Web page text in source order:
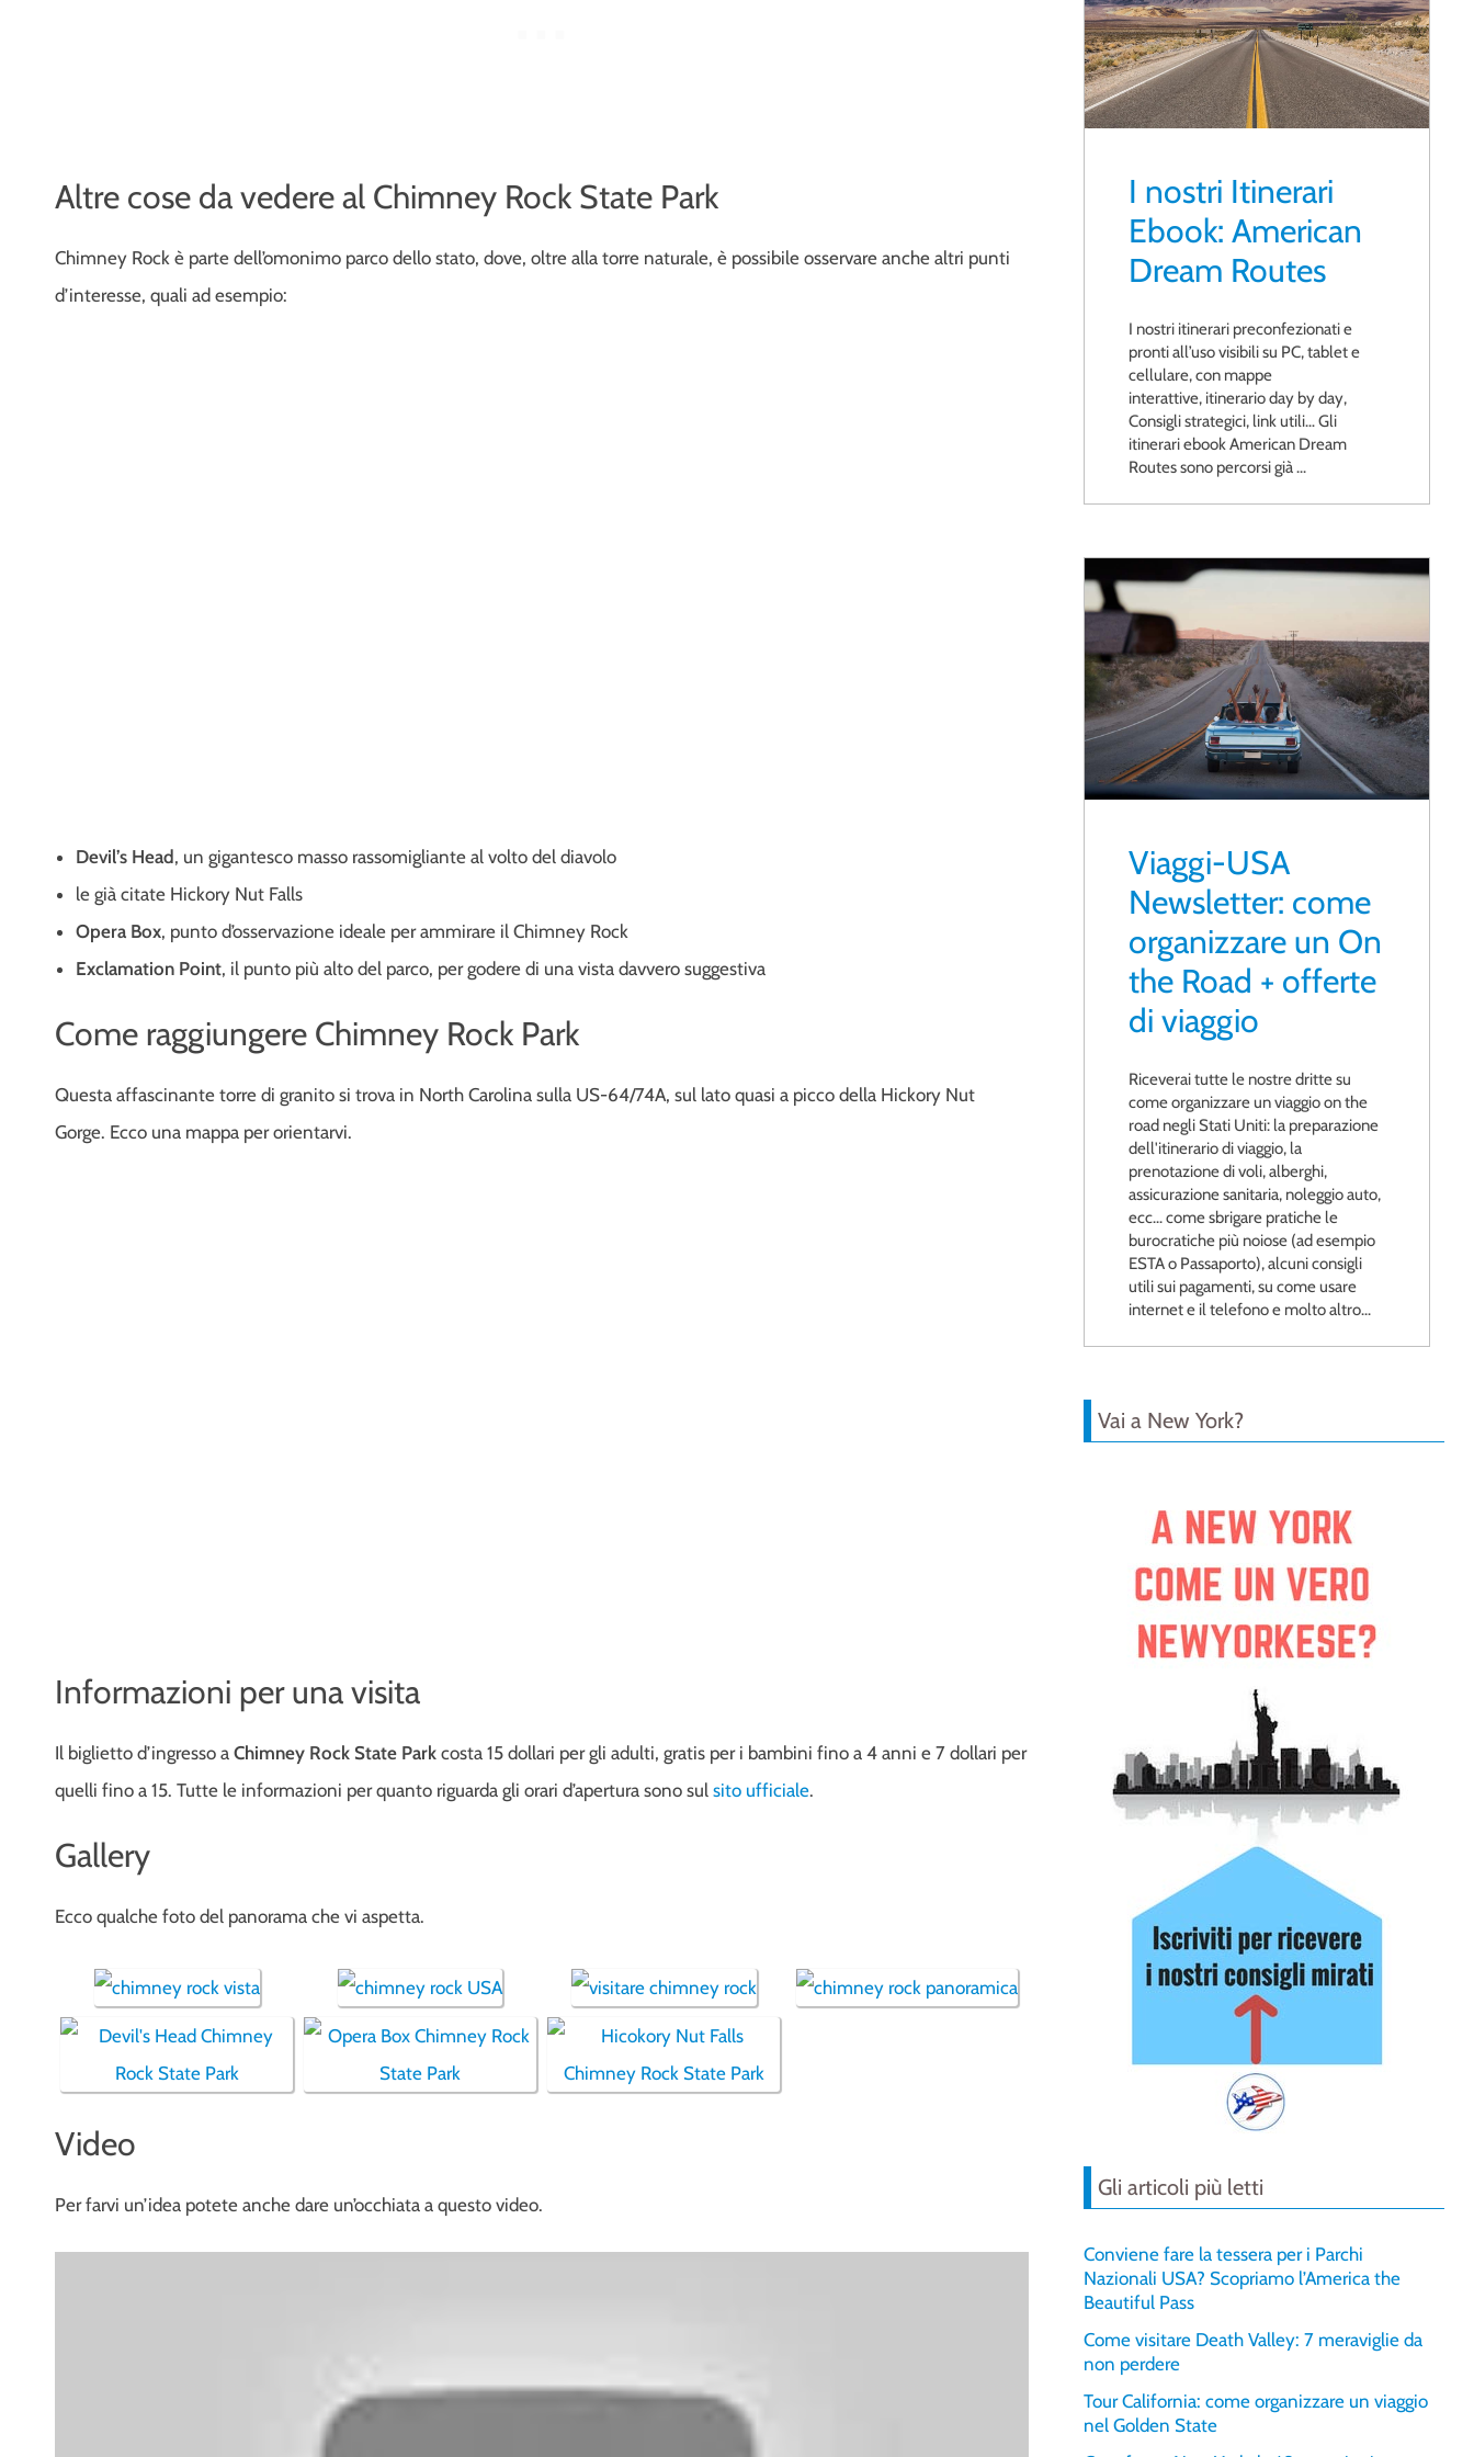
Altre cose da vedere al Chimney Rock State Park
Chimney Rock è parte dell’omonimo parco dello stato, dove, oltre alla torre naturale, è possibile osservare anche altri punti
d’interesse, quali ad esempio:
Devil’s Head, un gigantesco masso rassomigliante al volto del diavolo
le già citate Hickory Nut Falls
Opera Box, punto d’osservazione ideale per ammirare il Chimney Rock
Exclamation Point, il punto più alto del parco, per godere di una vista davvero suggestiva
Come raggiungere Chimney Rock Park
Questa affascinante torre di granito si trova in North Carolina sulla US-64/74A, sul lato quasi a picco della Hickory Nut
Gorge. Ecco una mappa per orientarvi.
Informazioni per una visita
Il biglietto d’ingresso a Chimney Rock State Park costa 15 dollari per gli adulti, gratis per i bambini fino a 4 anni e 7 dollari per
quelli fino a 15. Tutte le informazioni per quanto riguarda gli orari d’apertura sono sul sito ufficiale.
Gallery
Ecco qualche foto del panorama che vi aspetta.
Video
Per farvi un’idea potete anche dare un’occhiata a questo video.
I nostri Itinerari
Ebook: American
Dream Routes
I nostri itinerari preconfezionati e
pronti all’uso visibili su PC, tablet e
cellulare, con mappe
interattive, itinerario day by day,
Consigli strategici, link utili… Gli
itinerari ebook American Dream
Routes sono percorsi già ...
Viaggi-USA
Newsletter: come
organizzare un On
the Road + offerte
di viaggio
Riceverai tutte le nostre dritte su
come organizzare un viaggio on the
road negli Stati Uniti: la preparazione
dell'itinerario di viaggio, la
prenotazione di voli, alberghi,
assicurazione sanitaria, noleggio auto,
ecc... come sbrigare pratiche le
burocratiche più noiose (ad esempio
ESTA o Passaporto), alcuni consigli
utili sui pagamenti, su come usare
internet e il telefono e molto altro...
Vai a New York?
Gli articoli più letti
Conviene fare la tessera per i Parchi
Nazionali USA? Scopriamo l’America the
Beautiful Pass
Come visitare Death Valley: 7 meraviglie da
non perdere
Tour California: come organizzare un viaggio
nel Golden State